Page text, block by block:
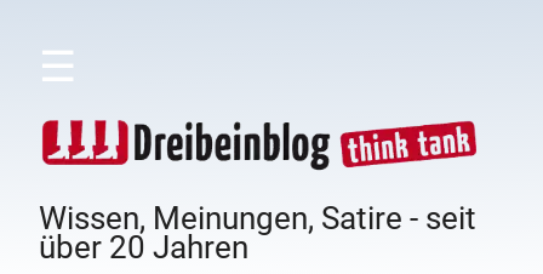
☰
Wissen, Meinungen, Satire - seit
über 20 Jahren